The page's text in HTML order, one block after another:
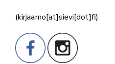
(kirjaamo[at]sievi[dot]fi)